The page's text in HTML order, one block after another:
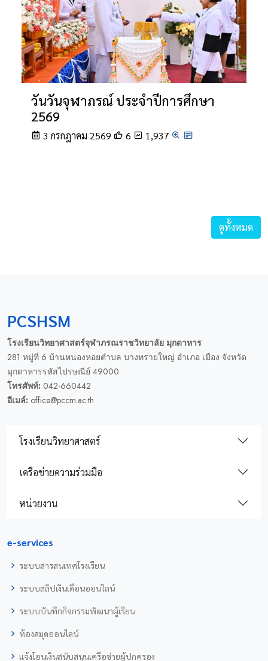
วันวันจุฬาภรณ์ ประจำปีการศึกษา
2569
3 กรกฎาคม 2569 6 1,937
ดูทั้งหมด
PCSHSM
โรงเรียนวิทยาศาสตร์จุฬาภรณราชวิทยาลัย มุกดาหาร
281 หมู่ที่ 6 บ้านหนองหอยตำบล บางทรายใหญ่ อำเภอ เมือง จังหวัด
มุกดาหารรหัสไปรษณีย์ 49000
โทรศัพท์: 042-660442
อีเมล์: office@pccm.ac.th
โรงเรียนวิทยาศาสตร์
เครือข่ายความร่วมมือ
หน่วยงาน
e-services
ระบบสารสนเทศโรงเรียน
ระบบสลิปเงินเดือนออนไลน์
ระบบบันทึกกิจกรรมพัฒนาผู้เรียน
ห้องสมุดออนไลน์
แจ้งโอนเงินสนับสนุนเครือข่ายผู้ปกครอง